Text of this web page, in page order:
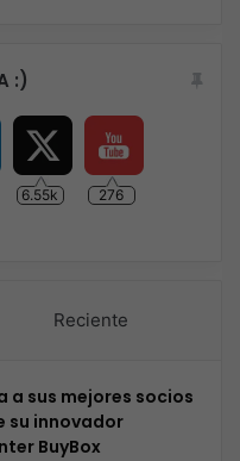
:)
6.55k 276
Reciente
a sus mejores socios
su innovador
BuyBox